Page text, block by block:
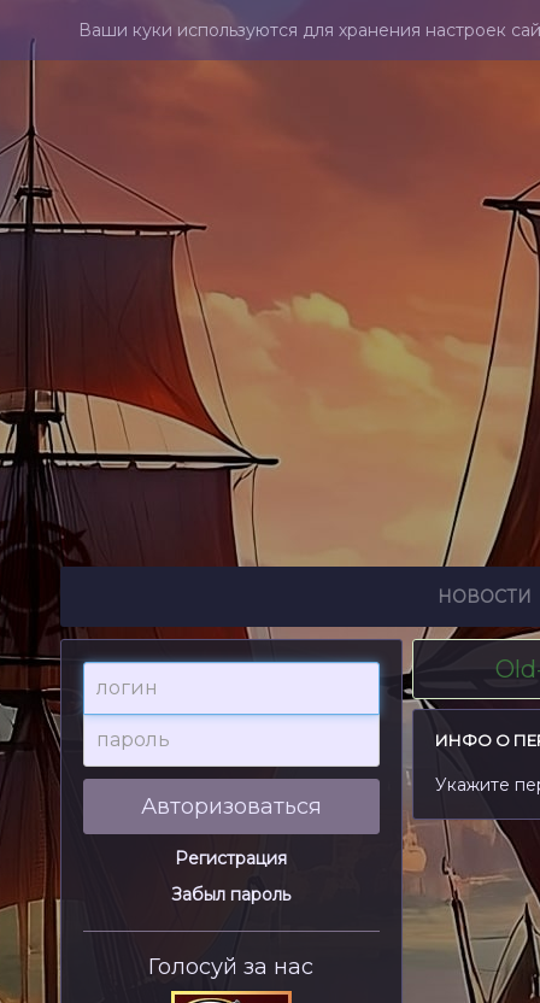
Ваши куки используются для хранения настроек
НОВОСТИ
логин
пароль
Авторизоваться
Регистрация
Забыл пароль
Голосуй за нас
ИНФО О
Укажите